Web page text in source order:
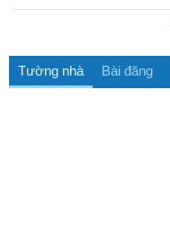
Tường nhà Bài đăng